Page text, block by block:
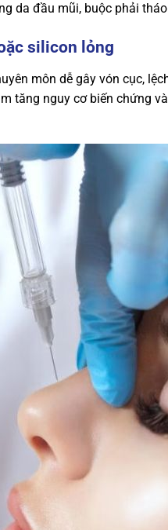
da đầu mũi, buộc phải
silicon lỏng
môn dễ gây vón cục,
tăng nguy cơ biến chứng